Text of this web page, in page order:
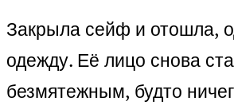
Закрыла сейф и отошла,
одежду. Её лицо снова
безмятежным, будто